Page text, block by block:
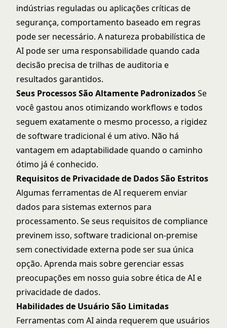
indústrias reguladas ou aplicações críticas de
segurança, comportamento baseado em regras
pode ser necessário. A natureza probabilística de
AI pode ser uma responsabilidade quando cada
decisão precisa de trilhas de auditoria e
resultados garantidos.
Seus Processos São Altamente PadronizadosSe
você gastou anos otimizando workflows e todos
seguem exatamente o mesmo processo, a rigidez
de software tradicional é um ativo. Não há
vantagem em adaptabilidade quando o caminho
ótimo já é conhecido.
Requisitos de Privacidade de Dados São Estritos
Algumas ferramentas de AI requerem enviar
dados para sistemas externos para
processamento. Se seus requisitos de compliance
previnem isso, software tradicional on-premise
sem conectividade externa pode ser sua única
opção. Aprenda mais sobre gerenciar essas
preocupações em nosso guia sobreética de AI e
privacidade de dados.
Habilidades de Usuário São Limitadas
Ferramentas com AI ainda requerem que usuários